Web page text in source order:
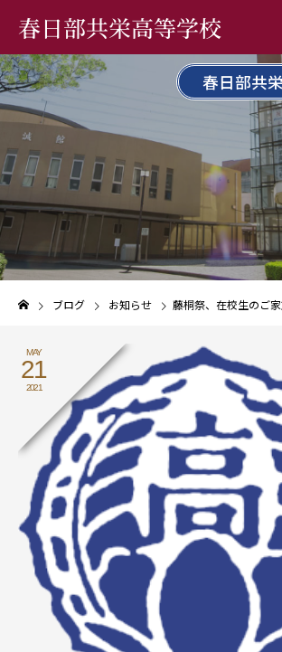
春日部共栄高等学校
春日部共
ブログ お知らせ 藤桐祭、在校生のご
MAY
21
2021